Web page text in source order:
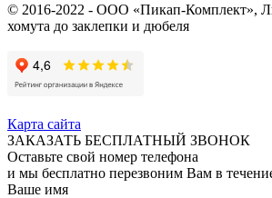
© 2016-2022 - ООО «Пикап-Комплект»,
хомута до заклепки и дюбеля
Карта сайта
ЗАКАЗАТЬ БЕСПЛАТНЫЙ ЗВОНОК
Оставьте свой номер телефона
и мы бесплатно перезвоним Вам в
Ваше имя